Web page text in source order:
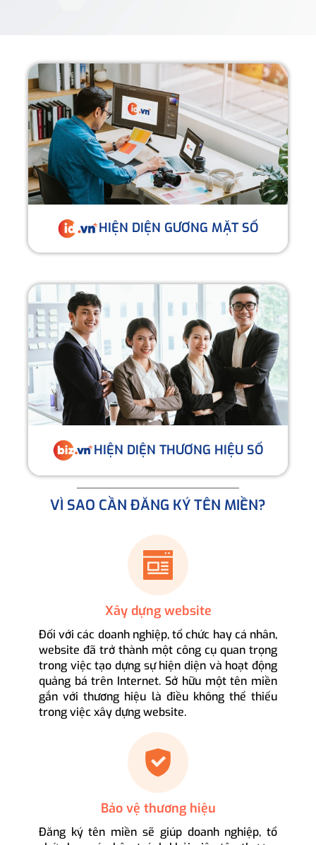
HIỆN DIỆN GƯƠNG MẶT SỐ
HIỆN DIỆN THƯƠNG HIỆU SỐ
VÌ SAO CẦN ĐĂNG KÝ TÊN MIỀN?
Xây dựng website
Đối với các doanh nghiệp, tổ chức hay cá nhân,
website đã trở thành một công cụ quan trọng
trong việc tạo dựng sự hiện diện và hoạt động
quảng bá trên Internet. Sở hữu một tên miền
gắn với thương hiệu là điều không thể thiếu
trong việc xây dựng website.
Bảo vệ thương hiệu
Đăng ký tên miền sẽ giúp doanh nghiệp, tổ